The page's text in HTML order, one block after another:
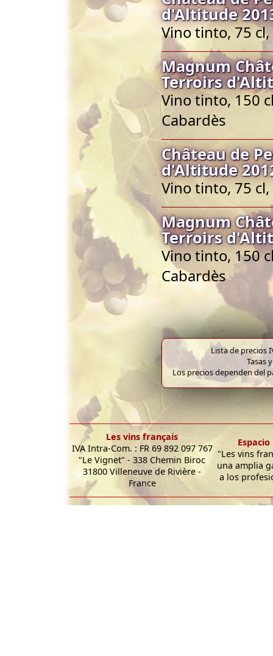
d'Altitude
Vino tinto, 75
Magnum
Terroirs
Vino tinto, 150
Cabardès
Château de
d'Altitude
Vino tinto, 75
Magnum
Terroirs
Vino tinto, 150
Cabardès
Lista de precios
Tasas
Los precios dependen del
Les vins français
IVA Intra-Com. : FR 69 892 097 767
"Le Vignet" - 338 Chemin Biroc
31800 Villeneuve de Rivière -
France
"Les vins
una amplia
a los